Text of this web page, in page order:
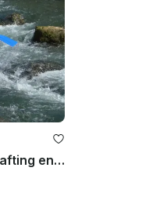
Emocionante aventura de rafting en aguas bravas en Omiš, Croacia